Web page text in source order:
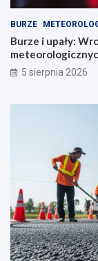
BURZE
Burze i upały:
5 sierpnia 2026